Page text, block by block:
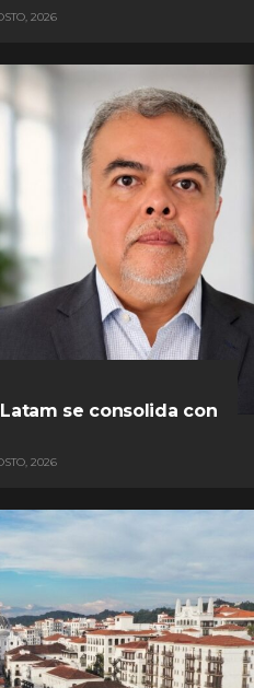
2026
se consolida con
2026